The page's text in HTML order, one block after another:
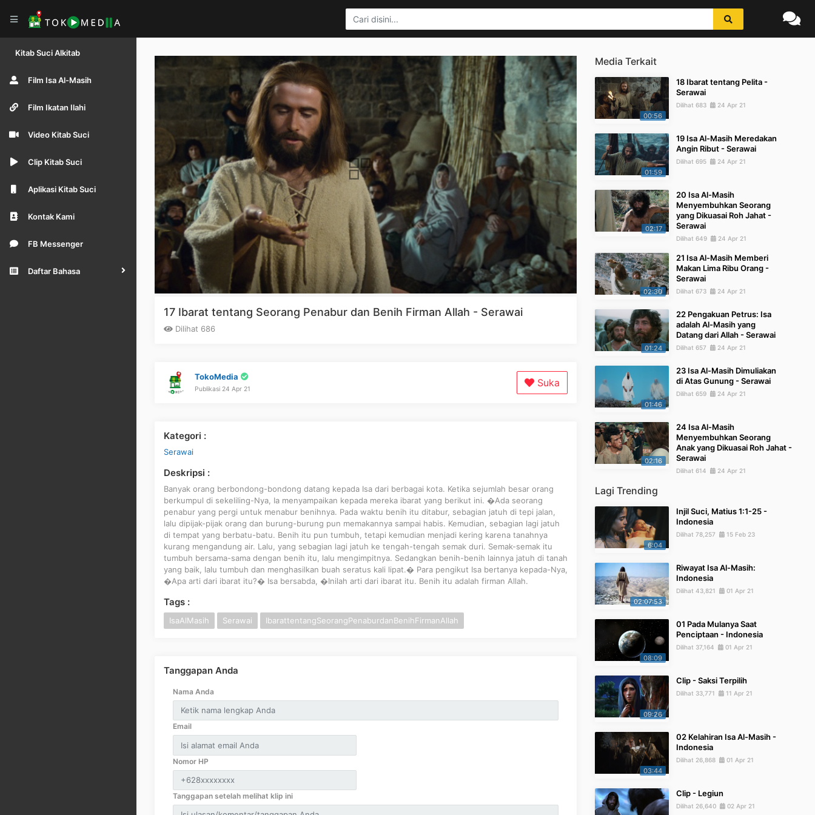
Kitab Suci Alkitab
Film Isa Al-Masih
Film Ikatan Ilahi
Video Kitab Suci
Clip Kitab Suci
Aplikasi Kitab Suci
Kontak Kami
FB Messenger
Daftar Bahasa
17 Ibarat tentang Seorang Penabur dan Benih Firman Allah - Serawai
Dilihat 686
Suka
TokoMedia
Publikasi 24 Apr 21
Kategori :
Serawai
Deskripsi :
Banyak orang berbondong-bondong datang kepada Isa dari berbagai kota. Ketika sejumlah besar orang
berkumpul di sekeliling-Nya, Ia menyampaikan kepada mereka ibarat yang berikut ini. �Ada seorang
penabur yang pergi untuk menabur benihnya. Pada waktu benih itu ditabur, sebagian jatuh di tepi jalan,
lalu dipijak-pijak orang dan burung-burung pun memakannya sampai habis. Kemudian, sebagian lagi jatuh
di tempat yang berbatu-batu. Benih itu pun tumbuh, tetapi kemudian menjadi kering karena tanahnya
kurang mengandung air. Lalu, yang sebagian lagi jatuh ke tengah-tengah semak duri. Semak-semak itu
tumbuh bersama-sama dengan benih itu, lalu mengimpitnya. Sedangkan benih-benih lainnya jatuh di tanah
yang baik, lalu tumbuh dan menghasilkan buah seratus kali lipat.� Para pengikut Isa bertanya kepada-Nya,
�Apa arti dari ibarat itu?� Isa bersabda, �Inilah arti dari ibarat itu. Benih itu adalah firman Allah.
Tags :
IsaAlMasih Serawai IbarattentangSeorangPenaburdanBenihFirmanAllah
Tanggapan Anda
Nama Anda
Email
Nomor HP
Tanggapan setelah melihat klip ini
Media Terkait
00:56
18 Ibarat tentang Pelita -
Serawai
Dilihat 683 24 Apr 21
01:59
19 Isa Al-Masih Meredakan
Angin Ribut - Serawai
Dilihat 695 24 Apr 21
02:17
20 Isa Al-Masih
Menyembuhkan Seorang
yang Dikuasai Roh Jahat -
Serawai
Dilihat 649 24 Apr 21
02:30
21 Isa Al-Masih Memberi
Makan Lima Ribu Orang -
Serawai
Dilihat 673 24 Apr 21
01:24
22 Pengakuan Petrus: Isa
adalah Al-Masih yang
Datang dari Allah - Serawai
Dilihat 657 24 Apr 21
01:46
23 Isa Al-Masih Dimuliakan
di Atas Gunung - Serawai
Dilihat 659 24 Apr 21
02:16
24 Isa Al-Masih
Menyembuhkan Seorang
Anak yang Dikuasai Roh Jahat -
Serawai
Dilihat 614 24 Apr 21
Lagi Trending
6:04
Injil Suci, Matius 1:1-25 -
Indonesia
Dilihat 78,257 15 Feb 23
02:07:53
Riwayat Isa Al-Masih:
Indonesia
Dilihat 43,821 01 Apr 21
08:09
01 Pada Mulanya Saat
Penciptaan - Indonesia
Dilihat 37,164 01 Apr 21
09:26
Clip - Saksi Terpilih
Dilihat 33,771 11 Apr 21
03:44
02 Kelahiran Isa Al-Masih -
Indonesia
Dilihat 26,868 01 Apr 21
Clip - Legiun
Dilihat 26,640 02 Apr 21